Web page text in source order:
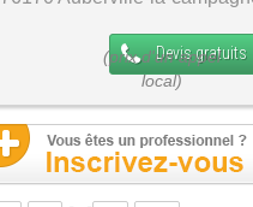
Devis gratuits